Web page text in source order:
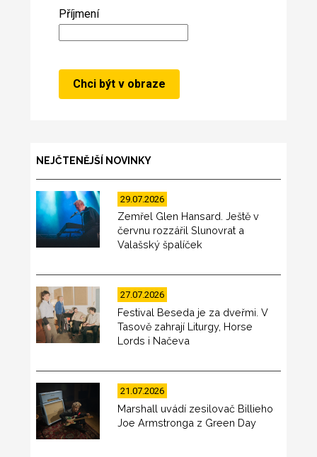
Příjmení
NEJČTENĚJŠÍ NOVINKY
29.07.2026
Zemřel Glen Hansard. Ještě v
červnu rozzářil Slunovrat a
Valašský špalíček
27.07.2026
Festival Beseda je za dveřmi. V
Tasově zahrají Liturgy, Horse
Lords i Načeva
21.07.2026
Marshall uvádí zesilovač Billieho
Joe Armstronga z Green Day